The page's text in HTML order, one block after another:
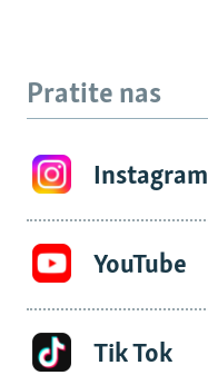
Pratite nas
Instagram
YouTube
Tik Tok